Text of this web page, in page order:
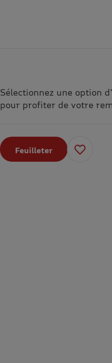
Sélectionnez une option
pour profiter de votre
Feuilleter